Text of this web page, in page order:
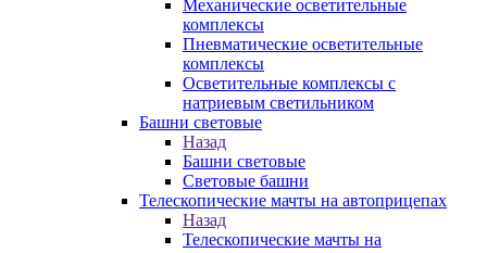
Механические осветительные
комплексы
Пневматические осветительные
комплексы
Осветительные комплексы с
натриевым светильником
Башни световые
Назад
Башни световые
Световые башни
Телескопические мачты на автоприцепах
Назад
Телескопические мачты на